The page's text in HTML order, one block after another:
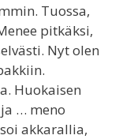
Tuossa,
pitkäksi,
Nyt olen
Huokaisen
… meno
akkarallia,